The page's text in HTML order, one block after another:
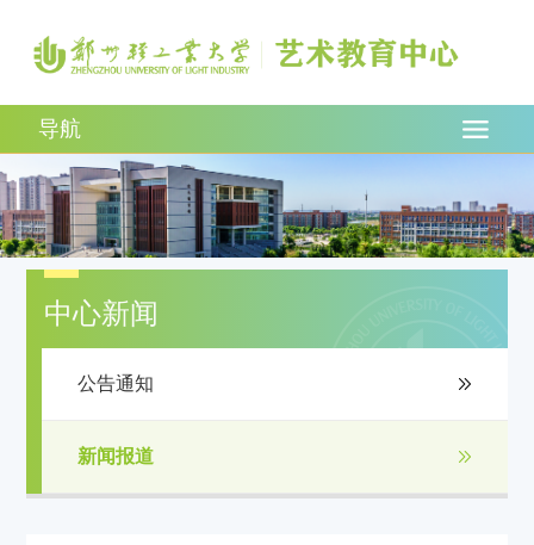
导航
中心新闻
公告通知
新闻报道